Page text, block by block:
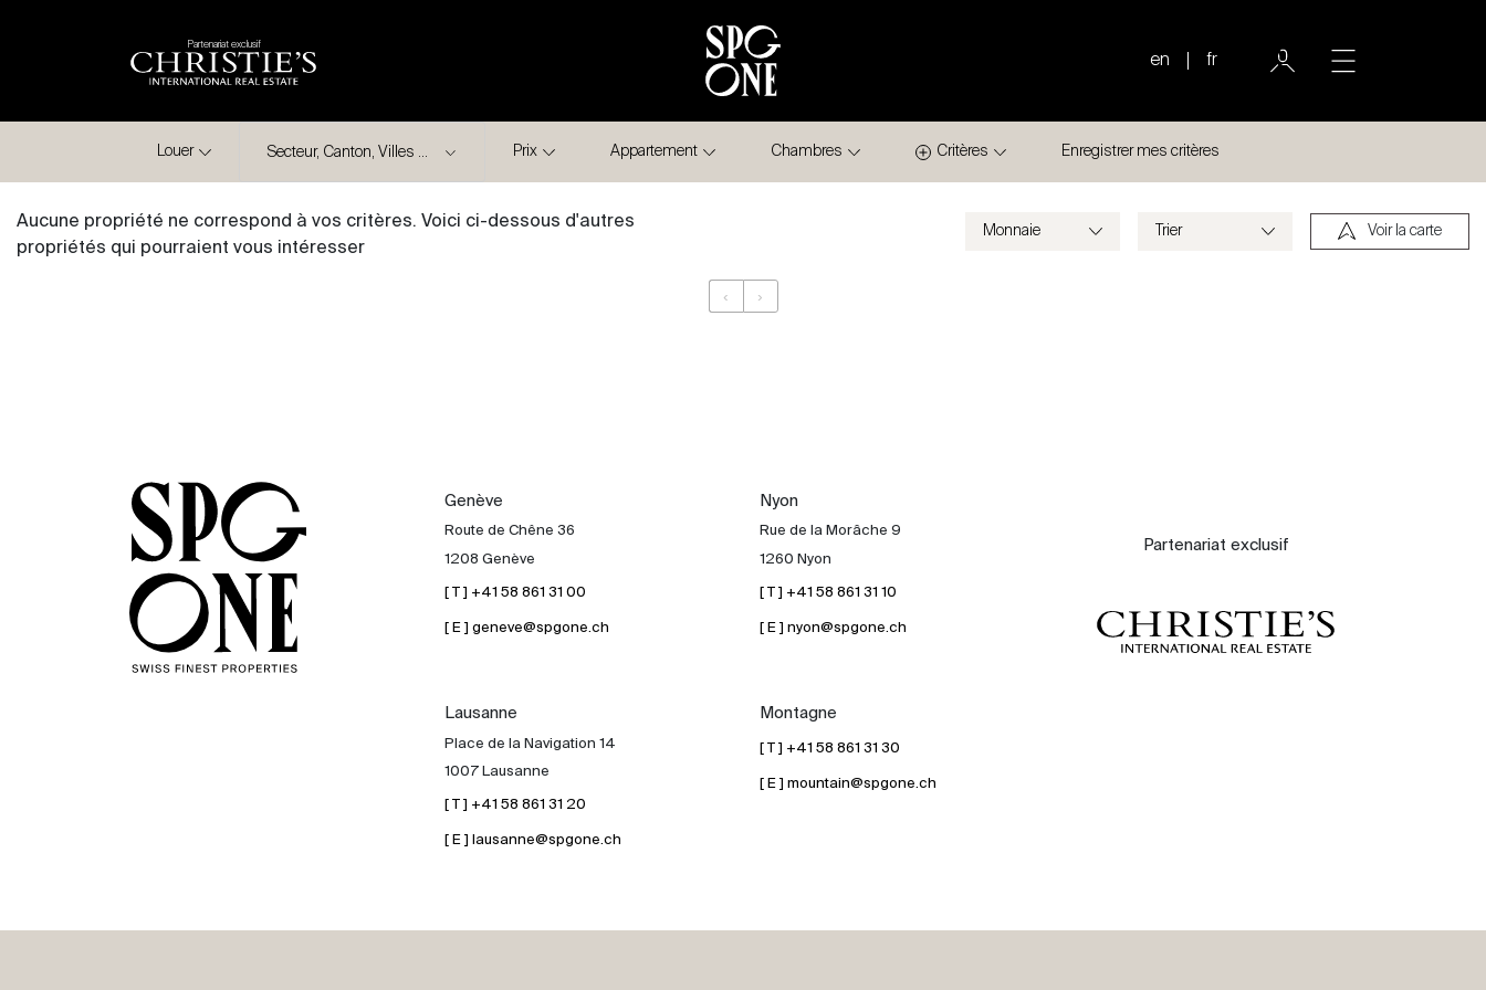
Partenariat exclusif
en fr
Acheter
Louer
International
À propos
Contacter
Louer Prix Appartement Chambres Critères Enregistrer mes critères
Aucune propriété ne correspond à vos critères. Voici ci-dessous d'autres
propriétés qui pourraient vous intéresser
Voir la carte
‹ ›
Genève
Route de Chêne 36
1208 Genève
[ T ] +41 58 861 31 00
[ E ] geneve@spgone.ch
Nyon
Rue de la Morâche 9
1260 Nyon
[ T ] +41 58 861 31 10
[ E ] nyon@spgone.ch
Lausanne
Place de la Navigation 14
1007 Lausanne
[ T ] +41 58 861 31 20
[ E ] lausanne@spgone.ch
Montagne
[ T ] +41 58 861 31 30
[ E ] mountain@spgone.ch
Partenariat exclusif